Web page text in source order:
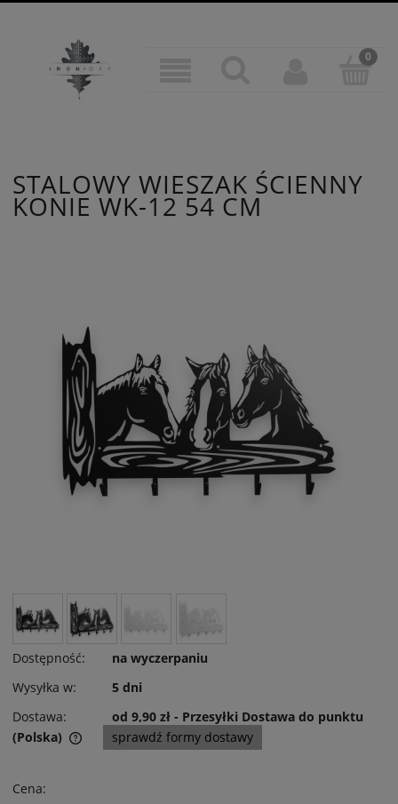
STALOWY WIESZAK ŚCIENNY
KONIE WK-12 54 CM
Dostępność:
na wyczerpaniu
Wysyłka w:
5 dni
Dostawa:
od 9,90 zł - Przesyłki Dostawa do punktu
(Polska)
Cena nie zawiera ewentualnych kosztów płatności
sprawdź formy dostawy
Cena: